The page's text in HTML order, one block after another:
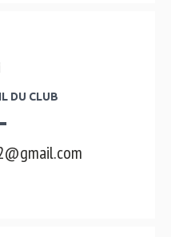
DU CLUB